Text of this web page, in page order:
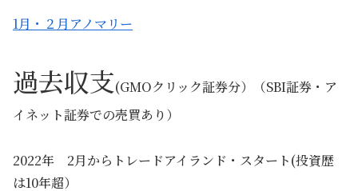
1月・２月アノマリー
過去収支(GMOクリック証券分）（SBI証券・ア
イネット証券での売買あり）
2022年 2月からトレードアイランド・スタート(投資歴
は10年超）